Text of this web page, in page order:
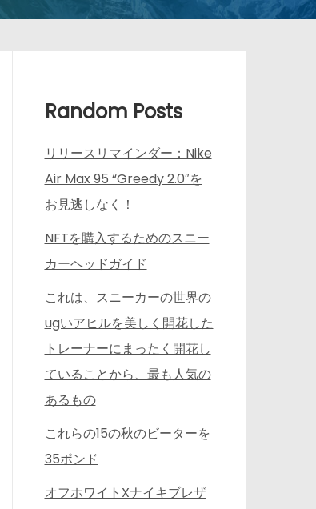
Random Posts
リリースリマインダー：Nike
Air Max 95 “Greedy 2.0″を
お見逃しなく！
NFTを購入するためのスニー
カーヘッドガイド
これは、スニーカーの世界の
ugいアヒルを美しく開花した
トレーナーにまったく開花し
ていることから、最も人気の
あるもの
これらの15の秋のビーターを
35ポンド
オフホワイトXナイキブレザ